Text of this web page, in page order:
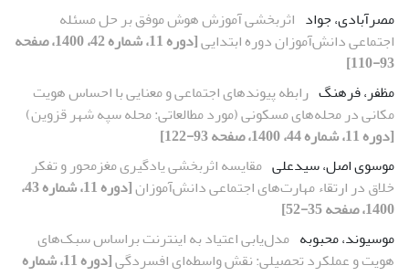
مصرآبادی، جواد اثربخشی آموزش هوش موفق بر حل مسئله
اجتماعی دانش‌آموزان دوره ابتدایی
[دوره 11، شماره 42، 1400، صفحه
93-110]
مظفر، فرهنگ رابطه پیوندهای اجتماعی و معنایی با احساس هویت
مکانی در محله‌های مسکونی (مورد مطالعاتی: محله سپه شهر قزوین)
[دوره 11، شماره 44، 1400، صفحه 93-122]
موسوی اصل، سیدعلی مقایسه اثربخشی یادگیری مغزمحور و تفکر
خلاق در ارتقاء مهارت‌های اجتماعی دانش‌آموزان
[دوره 11، شماره 43،
1400، صفحه 35-52]
موسیوند، محبوبه مدل‌یابی اعتیاد به اینترنت براساس سبک‌های
هویت و عملکرد تحصیلی: نقش واسطه‌ای افسردگی
[دوره 11، شماره